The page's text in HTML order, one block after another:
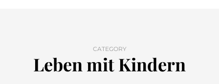
CATEGORY
Leben mit Kindern